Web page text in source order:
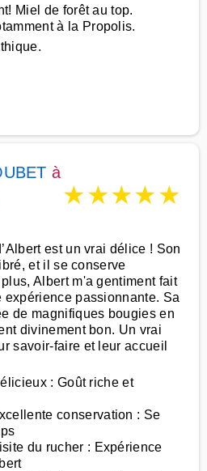
Miel de forêt au top.
à la Propolis.
à
★★★★★
est un vrai délice ! Son
et il se conserve
Albert m'a gentiment fait
expérience passionnante. Sa
de magnifiques bougies en
divinement bon. Un vrai
savoir-faire et leur accueil
: Goût riche et
conservation : Se
du rucher : Expérience